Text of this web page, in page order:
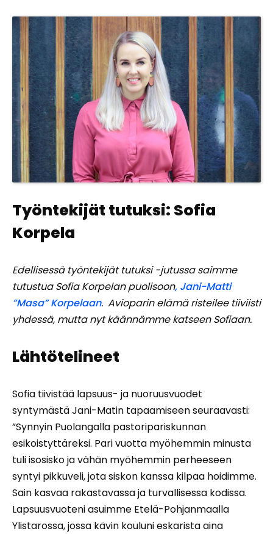
Työntekijät tutuksi: Sofia
Korpela
Edellisessä työntekijät tutuksi -jutussa saimme
tutustua Sofia Korpelan puolisoon, Jani-Matti
”Masa” Korpelaan. Avioparin elämä risteilee tiiviisti
yhdessä, mutta nyt käännämme katseen Sofiaan.
Lähtötelineet
Sofia tiivistää lapsuus- ja nuoruusvuodet
syntymästä Jani-Matin tapaamiseen seuraavasti:
”Synnyin Puolangalla pastoripariskunnan
esikoistyttäreksi. Pari vuotta myöhemmin minusta
tuli isosisko ja vähän myöhemmin perheeseen
syntyi pikkuveli, jota siskon kanssa kilpaa hoidimme.
Sain kasvaa rakastavassa ja turvallisessa kodissa.
Lapsuusvuoteni asuimme Etelä-Pohjanmaalla
Ylistarossa, jossa kävin kouluni eskarista aina